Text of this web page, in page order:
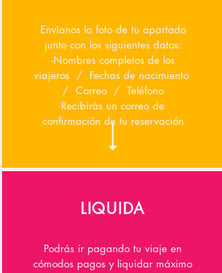
Envíanos la foto de tu apartado
junto con los siguientes datos:
-Nombres completos de los
viajeros / Fechas de nacimiento
/ Correo / Teléfono
Recibirás un correo de
confirmación de tu reservación
LIQUIDA
Podrás ir pagando tu viaje en
cómodos pagos y liquidar máximo